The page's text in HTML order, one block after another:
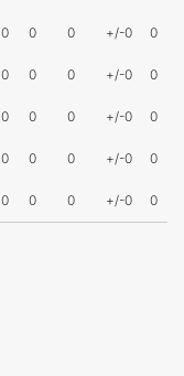
0 0 0 +/-0 0
0 0 0 +/-0 0
0 0 0 +/-0 0
0 0 0 +/-0 0
0 0 0 +/-0 0